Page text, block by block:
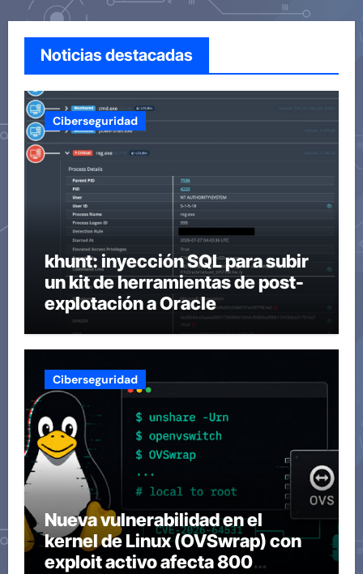
Noticias destacadas
Ciberseguridad
khunt: inyección SQL para subir
un kit de herramientas de post-
explotación a Oracle
Ciberseguridad
Nueva vulnerabilidad en el
kernel de Linux (OVSwrap) con
exploit activo afecta 800